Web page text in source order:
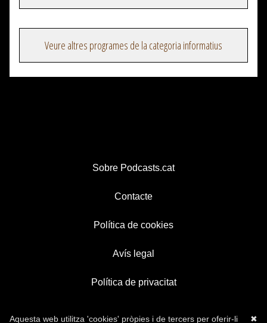
Veure altres programes de la categoria informatius
Sobre Podcasts.cat
Contacte
Política de cookies
Avís legal
Política de privacitat
✖
Aquesta web utilitza 'cookies' pròpies i de tercers per oferir-li